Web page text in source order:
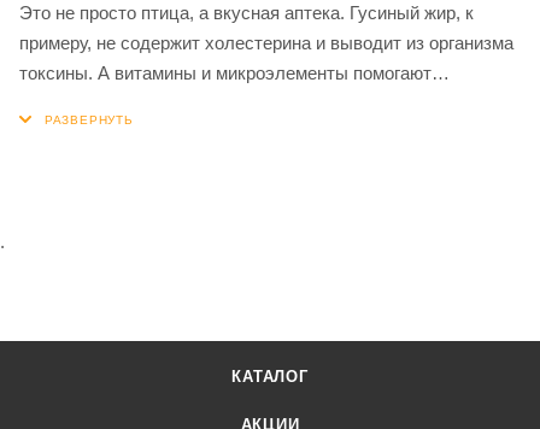
Это не просто птица, а вкусная аптека. Гусиный жир, к
примеру, не содержит холестерина и выводит из организма
токсины. А витамины и микроэлементы помогают
Наши гуси щиплют травку и плещутся в чистых водоёмах.
.
КАТАЛОГ
АКЦИИ